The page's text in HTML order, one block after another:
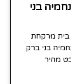
בני
בית מרקחת
בני ברק
מהיר